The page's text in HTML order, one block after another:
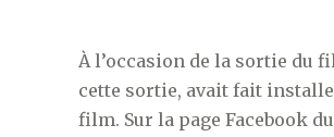
À l’occasion de la sortie du
cette sortie, avait fait
film. Sur la page Facebook